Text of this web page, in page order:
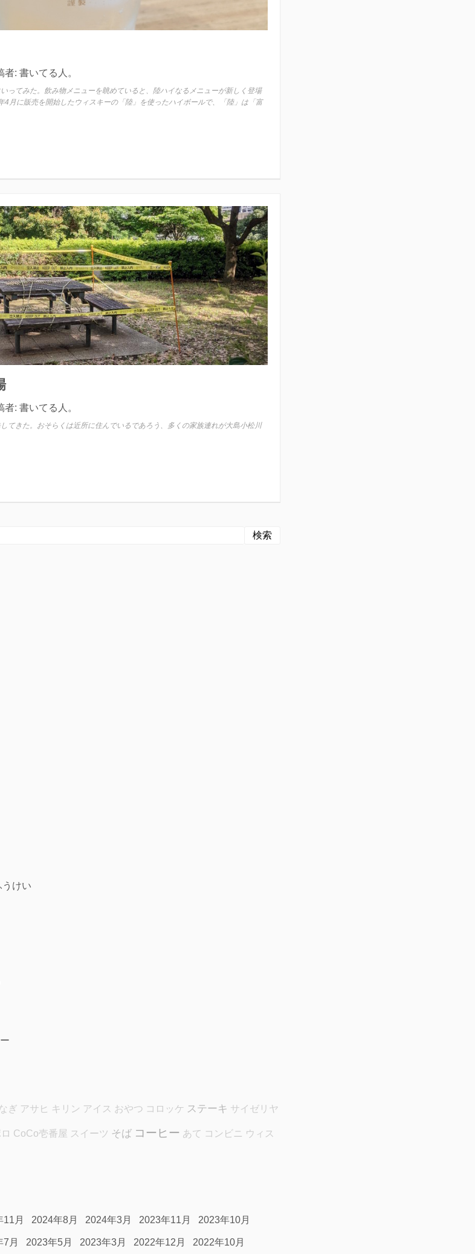
者: 書いてる人。
ってみた。飲み物メニューを眺めていると、陸ハイなるメニューが新しく登場
4月に販売を開始したウィスキーの「陸」を使ったハイボールで、「陸」は「富
者: 書いてる人。
てきた。おそらくは近所に住んでいるであろう、多くの家族連れが大島小松川
うけい
ぎ アサヒ キリン アイス おやつ コロッケ ステーキ サイゼリヤ
CoCo壱番屋 スイーツ そば コーヒー あて コンビニ ウィス
11月 2024年8月 2024年3月 2023年11月 2023年10月
7月 2023年5月 2023年3月 2022年12月 2022年10月